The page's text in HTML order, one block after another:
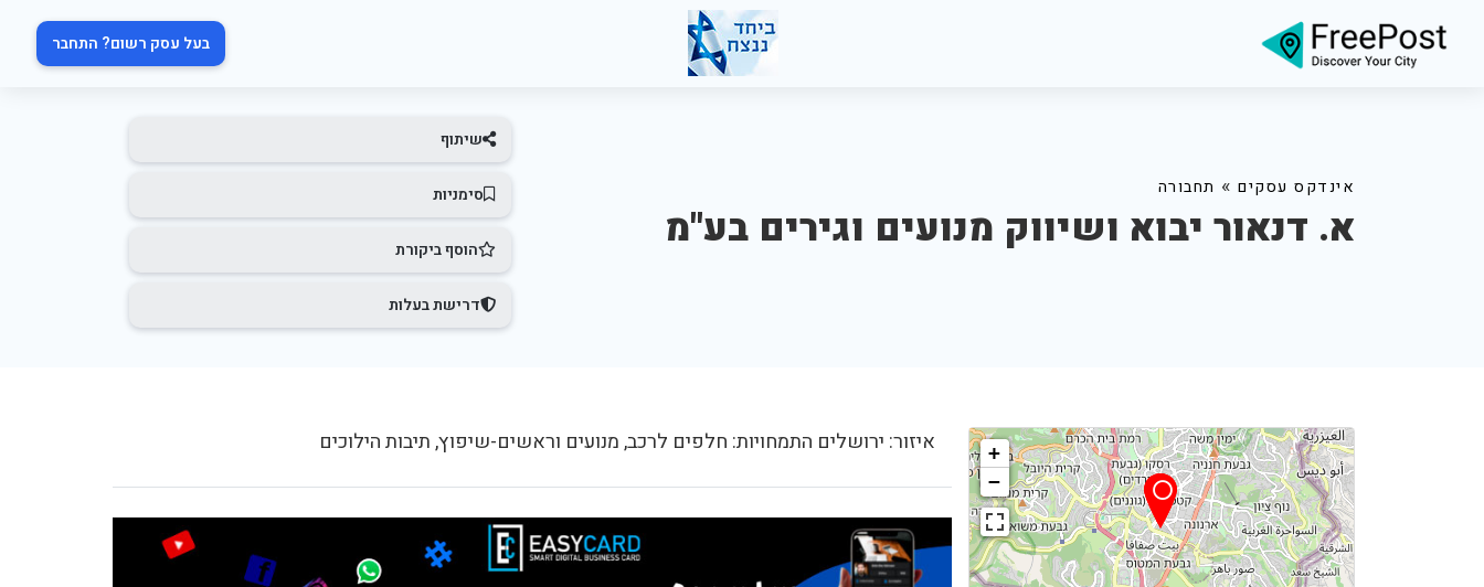
בעל עסק רשום? התחבר
אינדקס עסקים » תחבורה
א. דנאור יבוא ושיווק מנועים וגירים בע"מ
שיתוף
סימניות
הוסף ביקורת
דרישת בעלות
+
−
איזור: ירושלים התמחויות: חלפים לרכב, מנועים וראשים-שיפוץ, תיבות הילוכים